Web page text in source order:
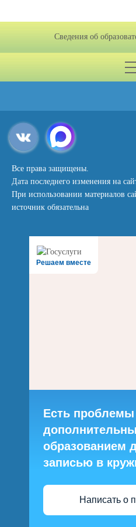
Сведения об
Все права защищены.
Дата последнего изменения на
При использовании материалов
источник обязательна
Решаем вместе
Есть проблемы
образованием
записью в
Написать о